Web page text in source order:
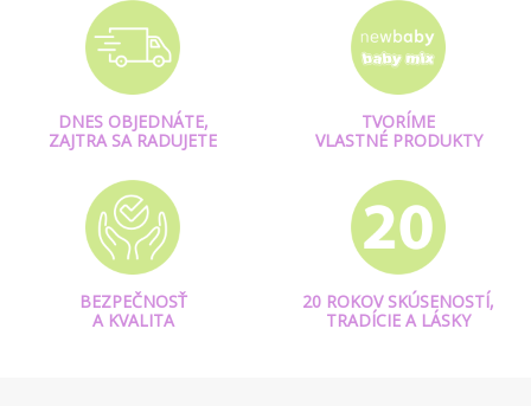
DNES OBJEDNÁTE,
ZAJTRA SA RADUJETE
TVORÍME
VLASTNÉ PRODUKTY
BEZPEČNOSŤ
A KVALITA
20 ROKOV SKÚSENOSTÍ,
TRADÍCIE A LÁSKY